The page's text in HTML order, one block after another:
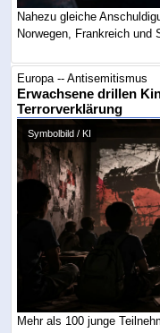
Nahezu gleiche
Norwegen, Frankreich und
Europa -- Antisemitismus
Erwachsene drillen
Terrorverklärung
Symbolbild / KI
Mehr als 100 junge